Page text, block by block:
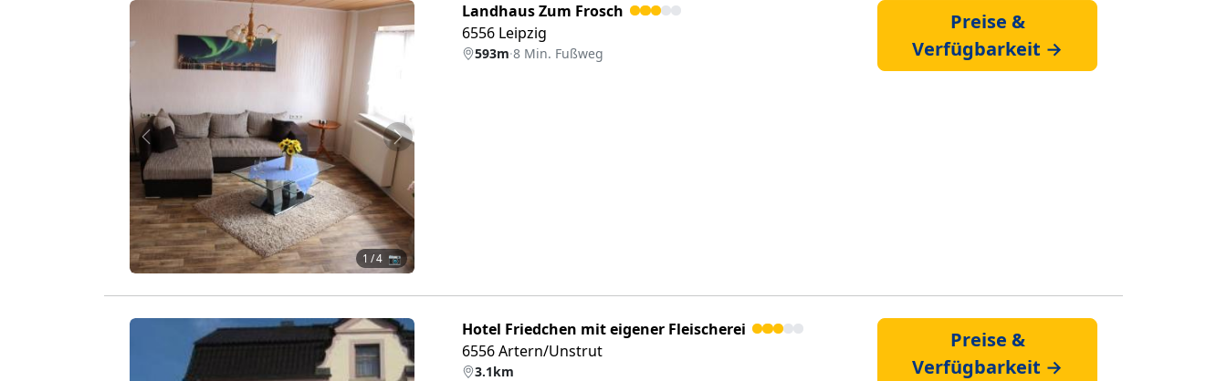
Zurück Weiter
1 / 4 📷
Landhaus Zum Frosch
6556 Leipzig
593m·8 Min. Fußweg
Preise &
Verfügbarkeit →
Hotel Friedchen mit eigener Fleischerei
6556 Artern/Unstrut
3.1km
Preise &
Verfügbarkeit →